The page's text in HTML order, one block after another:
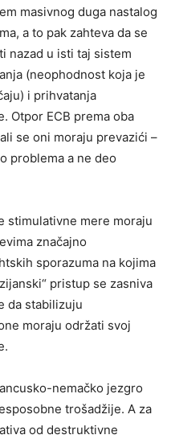
masivnog duga nastalog
a to pak zahteva da se
nazad u isti taj sistem
(neophodnost koja je
i prihvatanja
Otpor ECB prema oba
se oni moraju prevazići –
problema a ne deo
stimulativne mere moraju
značajno
sporazuma na kojima
pristup se zasniva
da stabilizuju
moraju održati svoj
nemačko jezgro
trošadžije. A za
od destruktivne